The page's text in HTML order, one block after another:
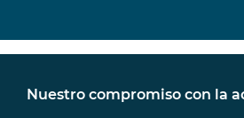
Nuestro compromiso con la